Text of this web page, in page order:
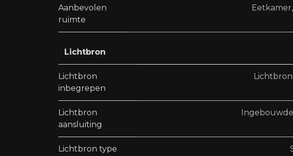
Aanbevolen
ruimte
Eetkamer,
Lichtbron
Lichtbron
inbegrepen
Lichtbron
aansluiting
Lichtbron type